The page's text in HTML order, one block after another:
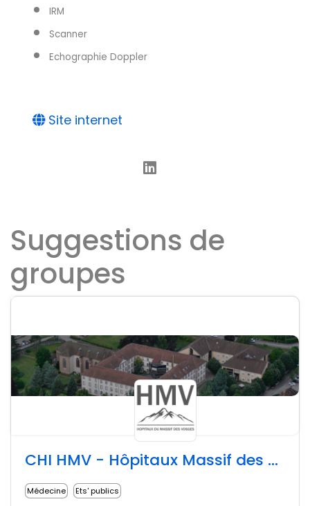
IRM
Scanner
Echographie Doppler
Site internet
Suggestions de
groupes
CHI HMV - Hôpitaux Massif des Vosges
Médecine Ets' publics